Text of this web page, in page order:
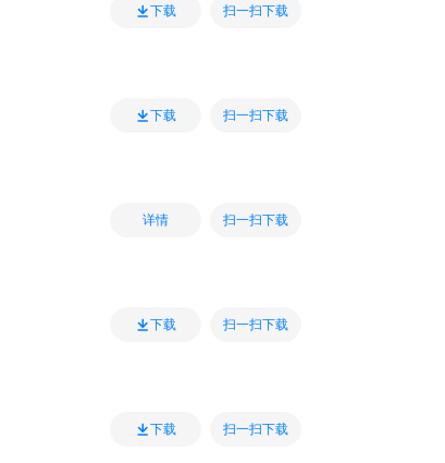
下载 扫一扫下载
下载 扫一扫下载
详情 扫一扫下载
下载 扫一扫下载
下载 扫一扫下载